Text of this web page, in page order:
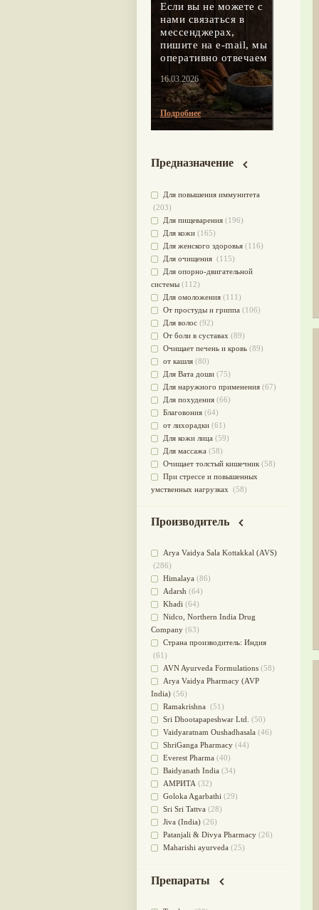
Если вы не можете с
нами связаться в
мессенджерах,
пишите на e-mail, мы
оперативно отвечаем
16.03.2026
Подробнее
Предназначение
Для повышения иммунитета
(203)
Для пищеварения (196)
Для кожи (165)
Для женского здоровья (116)
Для очищения (115)
Для опорно-двигательной
системы (112)
Для омоложения (111)
От простуды и гриппа (106)
Для волос (92)
От боли в суставах (89)
Очищает печень и кровь (89)
от кашля (80)
Для Вата доши (75)
Для наружного применения (67)
Для похудения (66)
Благовония (64)
от лихорадки (61)
Для кожи лица (59)
Для массажа (58)
Очищает толстый кишечник (58)
При стрессе и повышенных
умственных нагрузках (58)
Для наружного и внутреннего
Для приготовления пищи(49)
от инфекций мочеполовой
системы(49)
Для стабилизации деятельности
ЦНС(47)
для суставов(47)
Лечит опухоли и отеки
Для медитации(44)
выводит токсины
Для здоровья печени(41)
Для тела(39)
для очищения крови
При диабете (38)
Антиоксидант(37)
Для Капха(Кафа) доши(37)
От паразитов(37)
При расстройстве желудка
Успокоительное(36)
Для глаз(34)
от геморроя(34)
Противовоспалительное
Для Питта доши
Для сердца(32)
Для сосудов головного мозга
Дефицит железа
(31)
Производитель
Arya Vaidya Sala Kottakkal (AVS)
(286)
Himalaya (86)
Adarsh (64)
Khadi (64)
Nidсo, Northern India Drug
Company (63)
Страна производитель: Индия
(61)
AVN Ayurveda Formulations (58)
Arya Vaidya Pharmacy (AVP
India) (56)
Ramakrishna (51)
Sri Dhootapapeshwar Ltd.
(50)
Vaidyaratnam Oushadhasala (46)
ShriGanga Pharmacy (44)
Everest Pharma (40)
Baidyanath India (34)
АМРИТА (32)
Goloka Agarbathi (29)
Sri Sri Tattva (28)
Jiva (India) (26)
Patanjali & Divya Pharmacy (26)
Maharishi ayurveda (25)
NAGARJUNA HERBAL
Препараты